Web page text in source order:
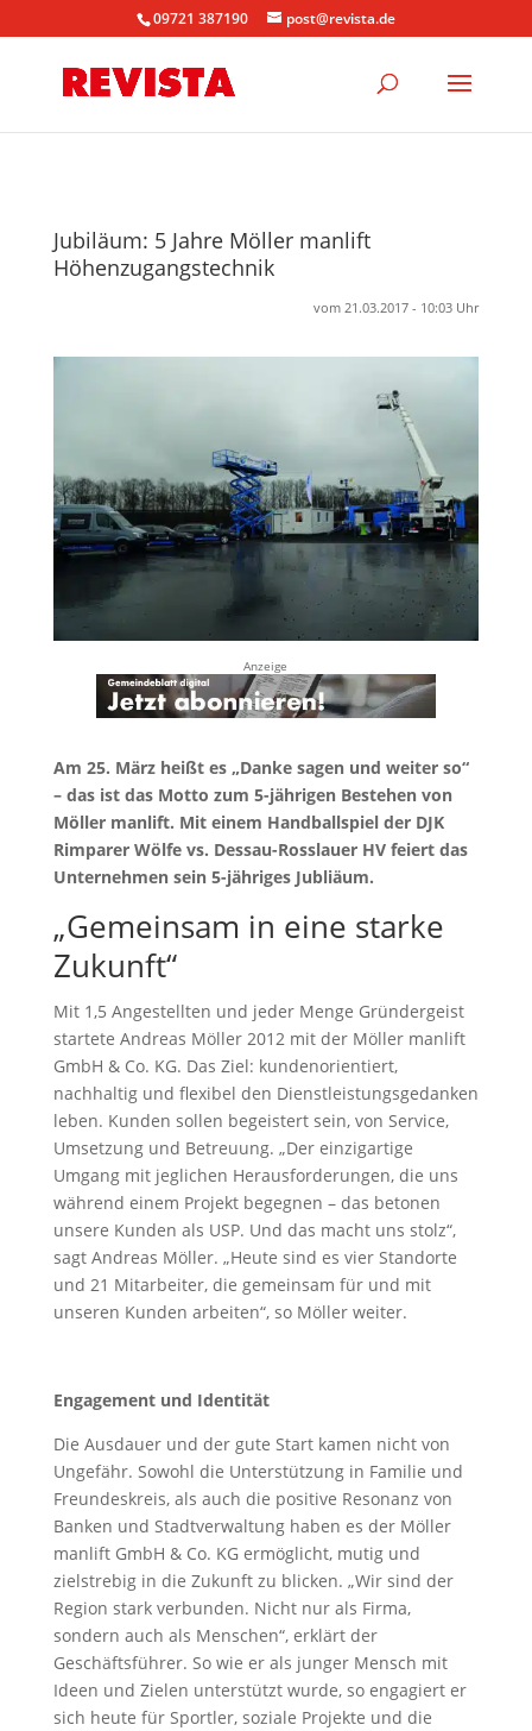
09721 387190 post@revista.de
Jubiläum: 5 Jahre Möller manlift
Höhenzugangstechnik
vom 21.03.2017 - 10:03 Uhr
Anzeige
Am 25. März heißt es „Danke sagen und weiter so“
– das ist das Motto zum 5-jährigen Bestehen von
Möller manlift. Mit einem Handballspiel der DJK
Rimparer Wölfe vs. Dessau-Rosslauer HV feiert das
Unternehmen sein 5-jähriges Jubliäum.
„Gemeinsam in eine starke
Zukunft“
Mit 1,5 Angestellten und jeder Menge Gründergeist
startete Andreas Möller 2012 mit der Möller manlift
GmbH & Co. KG. Das Ziel: kundenorientiert,
nachhaltig und flexibel den Dienstleistungsgedanken
leben. Kunden sollen begeistert sein, von Service,
Umsetzung und Betreuung. „Der einzigartige
Umgang mit jeglichen Herausforderungen, die uns
während einem Projekt begegnen – das betonen
unsere Kunden als USP. Und das macht uns stolz“,
sagt Andreas Möller. „Heute sind es vier Standorte
und 21 Mitarbeiter, die gemeinsam für und mit
unseren Kunden arbeiten“, so Möller weiter.
Engagement und Identität
Die Ausdauer und der gute Start kamen nicht von
Ungefähr. Sowohl die Unterstützung in Familie und
Freundeskreis, als auch die positive Resonanz von
Banken und Stadtverwaltung haben es der Möller
manlift GmbH & Co. KG ermöglicht, mutig und
zielstrebig in die Zukunft zu blicken. „Wir sind der
Region stark verbunden. Nicht nur als Firma,
sondern auch als Menschen“, erklärt der
Geschäftsführer. So wie er als junger Mensch mit
Ideen und Zielen unterstützt wurde, so engagiert er
sich heute für Sportler, soziale Projekte und die